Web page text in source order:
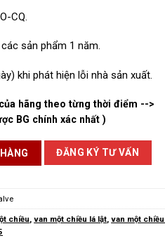
CQ.
sản phẩm 1 năm.
khi phát hiện lỗi nhà sản xuất.
hãng theo từng thời điểm -->
BG chính xác nhất )
ĐĂNG KÝ TƯ VẤN
chiều,van một chiều lá lật,van một